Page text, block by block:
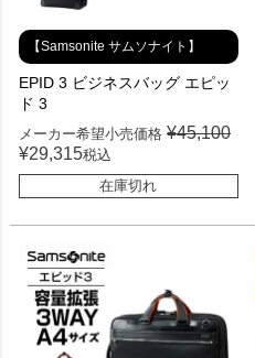
【Samsonite サムソナイト】
EPID 3 ビジネスバッグ エピッ
ド 3
メーカー希望小売価格 ¥45,100
¥29,315税込
在庫切れ